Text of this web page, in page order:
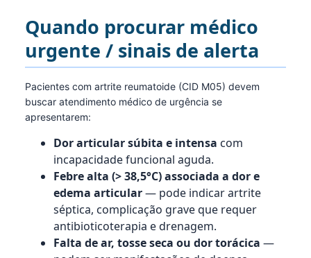
Quando procurar médico
urgente / sinais de alerta
Pacientes com artrite reumatoide (CID M05) devem
buscar atendimento médico de urgência se
apresentarem:
Dor articular súbita e intensa com
incapacidade funcional aguda.
Febre alta (> 38,5°C) associada a dor e
edema articular— pode indicar artrite
séptica, complicação grave que requer
antibioticoterapia e drenagem.
Falta de ar, tosse seca ou dor torácica —